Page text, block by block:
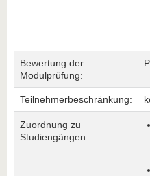
Bewertung der
Modulprüfung:
Teilnehmerbeschränkung:
Zuordnung zu
Studiengängen: